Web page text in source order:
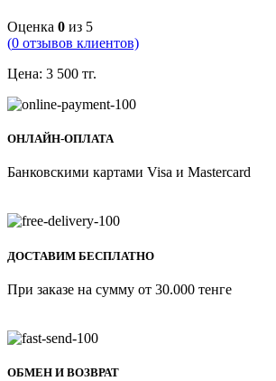
Оценка 0 из 5
(0 отзывов клиентов)
Цена: 3 500 тг.
ОНЛАЙН-ОПЛАТА
Банковскими картами Visa и Mastercard
ДОСТАВИМ БЕСПЛАТНО
При заказе на сумму от 30.000 тенге
ОБМЕН И ВОЗВРАТ